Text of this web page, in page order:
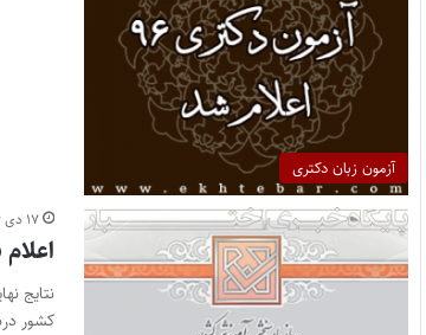
آزمون زبان دکتری
۱۷ دی ۱۳۹۶
اعلام
کشور